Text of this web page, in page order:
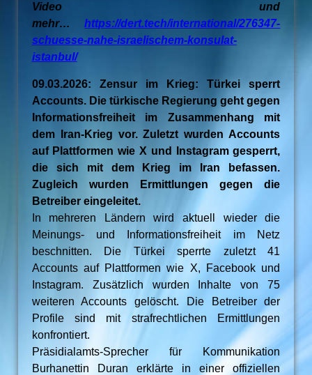
Video und
mehr…https://dert.tech/international/276347-
schuesse-nahe-israelischem-konsulat-
istanbul/
09.03.2026: Zensur im Krieg: Türkei sperrt
Accounts. Die türkische Regierung geht gegen
Informationsfreiheit im Zusammenhang mit
dem Iran-Krieg vor. Zuletzt wurden Accounts
auf Plattformen wie X und Instagram gesperrt,
die sich mit dem Krieg im Iran befassen.
Zugleich wurden Ermittlungen gegen die
Betreiber eingeleitet.
In mehreren Ländern wird aktuell wieder die
Meinungs- und Informationsfreiheit im Netz
beschnitten. Die Türkei sperrte zuletzt 41
Accounts auf Plattformen wie X, Facebook und
Instagram. Zusätzlich wurden Inhalte von 75
weiteren Accounts gelöscht. Die Betreiber der
Profile sind mit strafrechtlichen Ermittlungen
konfrontiert.
Präsidialamts-Sprecher für Kommunikation
Burhanettin Duran erklärte in einer offiziellen